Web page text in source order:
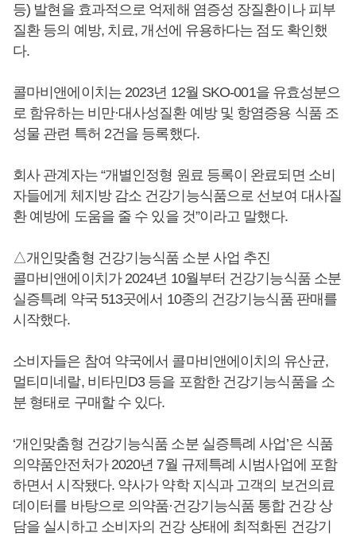
등) 발현을 효과적으로 억제해 염증성 장질환이나 피부
질환 등의 예방, 치료, 개선에 유용하다는 점도 확인했
다.
콜마비앤에이치는 2023년 12월 SKO-001을 유효성분으
로 함유하는 비만·대사성질환 예방 및 항염증용 식품 조
성물 관련 특허 2건을 등록했다.
회사 관계자는 “개별인정형 원료 등록이 완료되면 소비
자들에게 체지방 감소 건강기능식품으로 선보여 대사질
환 예방에 도움을 줄 수 있을 것”이라고 말했다.
△개인맞춤형 건강기능식품 소분 사업 추진
콜마비앤에이치가 2024년 10월부터 건강기능식품 소분
실증특례 약국 513곳에서 10종의 건강기능식품 판매를
시작했다.
소비자들은 참여 약국에서 콜마비앤에이치의 유산균,
멀티미네랄, 비타민D3 등을 포함한 건강기능식품을 소
분 형태로 구매할 수 있다.
‘개인맞춤형 건강기능식품 소분 실증특례 사업’은 식품
의약품안전처가 2020년 7월 규제특례 시범사업에 포함
하면서 시작됐다. 약사가 약학 지식과 고객의 보건의료
데이터를 바탕으로 의약품·건강기능식품 통합 건강 상
담을 실시하고 소비자의 건강 상태에 최적화된 건강기